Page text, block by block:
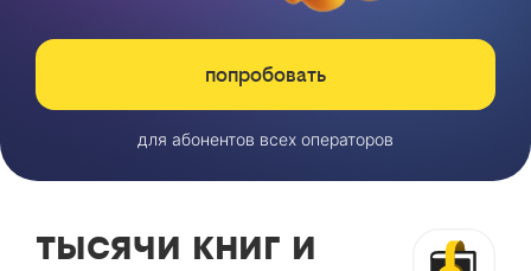
попробовать
для абонентов всех операторов
тысячи книг и